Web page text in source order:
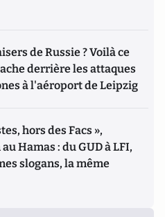
de Russie ? Voilà ce
derrière les attaques
à l'aéroport de Leipzig
hors des Facs »,
Hamas : du GUD à LFI,
slogans, la même